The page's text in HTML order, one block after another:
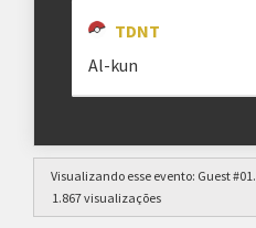
TDNT
Al-kun
Visualizando esse evento: Guest #01.
1.867 visualizações